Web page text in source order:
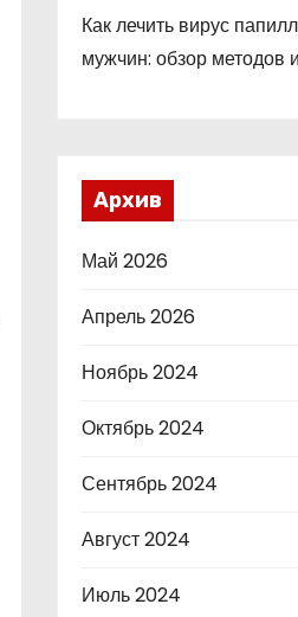
Как лечить вирус
мужчин: обзор методов
Архив
Май 2026
Апрель 2026
Ноябрь 2024
Октябрь 2024
Сентябрь 2024
Август 2024
Июль 2024